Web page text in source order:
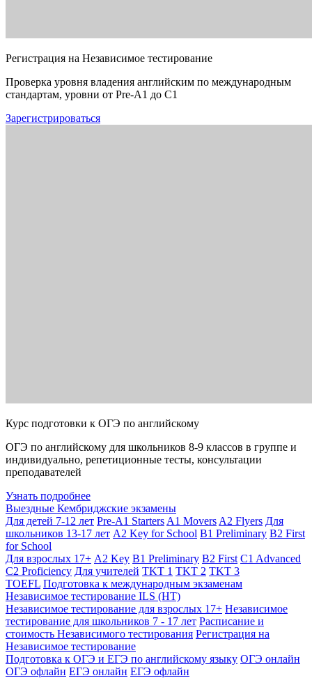
Регистрация на Независимое тестирование
Проверка уровня владения английским по международным
стандартам, уровни от Pre-A1 до C1
Зарегистрироваться
Курс подготовки к ОГЭ по английскому
ОГЭ по английскому для школьников 8-9 классов в группе и
индивидуально, репетиционные тесты, консультации
преподавателей
Узнать подробнее
Выездные Кембриджские экзамены
Для детей 7-12 лет Pre-A1 Starters A1 Movers A2 Flyers Для
школьников 13-17 лет A2 Key for School B1 Preliminary B2 First
for School
Для взрослых 17+ A2 Key B1 Preliminary B2 First C1 Advanced
C2 Proficiency Для учителей TKT 1 TKT 2 TKT 3
TOEFL Подготовка к международным экзаменам
Независимое тестирование ILS (НТ)
Независимое тестирование для взрослых 17+ Независимое
тестирование для школьников 7 - 17 лет Расписание и
стоимость Независимого тестирования Регистрация на
Независимое тестирование
Подготовка к ОГЭ и ЕГЭ по английскому языку ОГЭ онлайн
ОГЭ офлайн ЕГЭ онлайн ЕГЭ офлайн